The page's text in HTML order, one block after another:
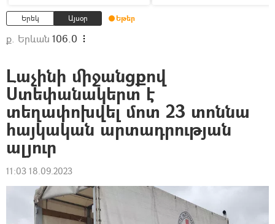
Երեկ Այսօր Եթեր
ք. Երևան 106.0
Լաչինի միջանցքով
Ստեփանակերտ է
տեղափոխվել մոտ 23 տոննա
հայկական արտադրության
ալյուր
11:03 18.09.2023